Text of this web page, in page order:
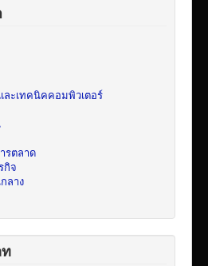
ะเทคนิคคอมพิวเตอร์
รตลาด
กิจ
ลาง
ท